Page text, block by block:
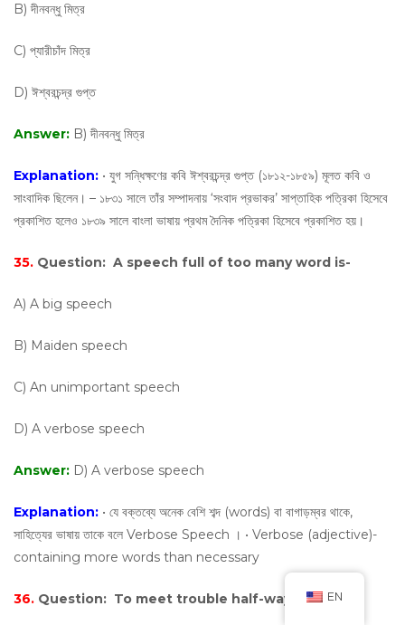
B) দীনবন্ধু মিত্র
C) প্যারীচাঁদ মিত্র
D) ঈশ্বরচন্দ্র গুপ্ত
Answer: B) দীনবন্ধু মিত্র
Explanation: • যুগ সন্ধিক্ষণের কবি ঈশ্বরচন্দ্র গুপ্ত (১৮১২-১৮৫৯) মূলত কবি ও
সাংবাদিক ছিলেন। – ১৮৩১ সালে তাঁর সম্পাদনায় ‘সংবাদ প্রভাকর’ সাপ্তাহিক পত্রিকা হিসেবে
প্রকাশিত হলেও ১৮৩৯ সালে বাংলা ভাষায় প্রথম দৈনিক পত্রিকা হিসেবে প্রকাশিত হয়।
35. Question: A speech full of too many word is-
A) A big speech
B) Maiden speech
C) An unimportant speech
D) A verbose speech
Answer: D) A verbose speech
Explanation: • যে বক্তব্যে অনেক বেশি শব্দ (words) বা বাগাড়ম্বর থাকে,
সাহিত্যের ভাষায় তাকে বলে Verbose Speech । • Verbose (adjective)-
containing more words than necessary
36. Question: To meet trouble half-way means-
EN